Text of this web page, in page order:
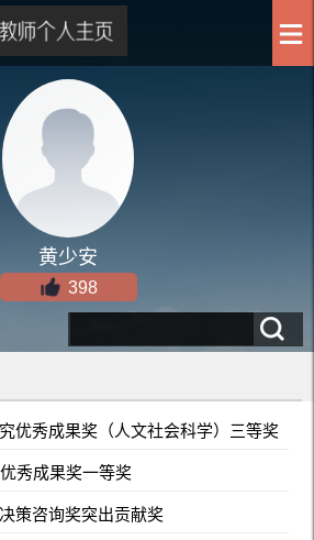
黄少安
398
优秀成果奖（人文社会科学）三等奖
秀成果奖一等奖
策咨询奖突出贡献奖